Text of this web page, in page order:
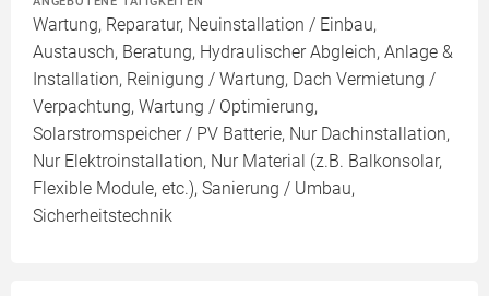
Wartung, Reparatur, Neuinstallation / Einbau,
Austausch, Beratung, Hydraulischer Abgleich, Anlage &
Installation, Reinigung / Wartung, Dach Vermietung /
Verpachtung, Wartung / Optimierung,
Solarstromspeicher / PV Batterie, Nur Dachinstallation,
Nur Elektroinstallation, Nur Material (z.B. Balkonsolar,
Flexible Module, etc.), Sanierung / Umbau,
Sicherheitstechnik